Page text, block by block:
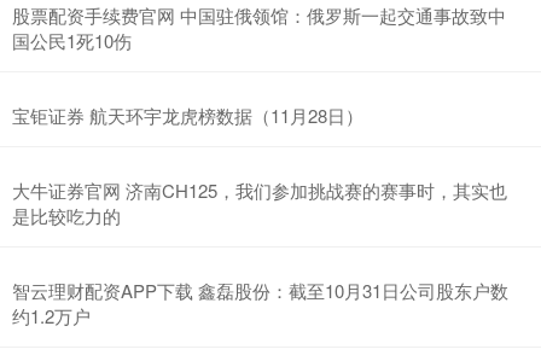
股票配资手续费官网 中国驻俄领馆：俄罗斯一起交通事故致中
国公民1死10伤
宝钜证券 航天环宇龙虎榜数据（11月28日）
大牛证券官网 济南CH125，我们参加挑战赛的赛事时，其实也
是比较吃力的
智云理财配资APP下载 鑫磊股份：截至10月31日公司股东户数
约1.2万户